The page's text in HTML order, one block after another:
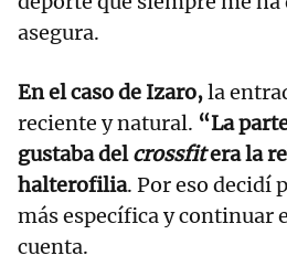
asegura.
En el caso de Izaro,la
reciente y natural. “La
gustaba delcrossfitera la
halterofilia. Por eso decidí
más específica y continuar
cuenta.